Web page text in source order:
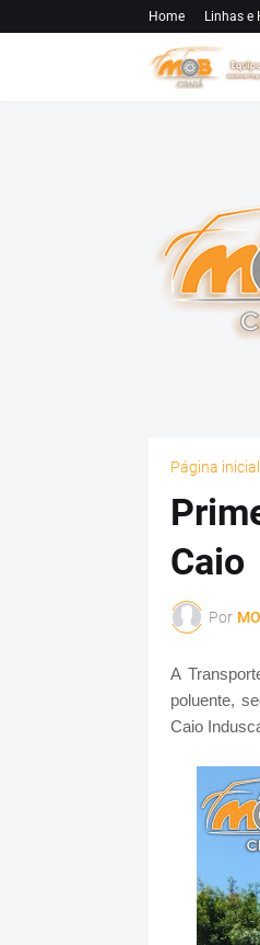
Home Linhas e
Página inicial
Caio
Por
A
poluente,
Caio